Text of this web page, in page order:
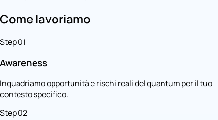
Come lavoriamo
Step 01
Awareness
Inquadriamo opportunità e rischi reali del quantum per il tuo
contesto specifico.
Step 02